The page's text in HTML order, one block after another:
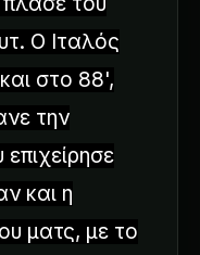
Ο Ιταλός
στο 88',
την
και η
ματς, με το